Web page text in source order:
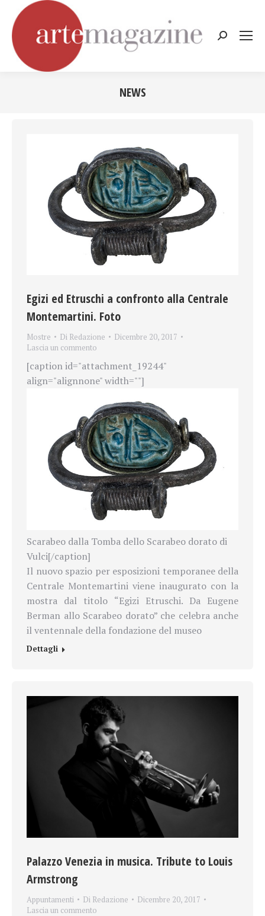
Cerca:
NEWS
Egizi ed Etruschi a confronto alla Centrale
Montemartini. Foto
Mostre Di Redazione
Dicembre 20, 2017
Lascia un commento
[caption id="attachment_19244"
align="alignnone" width=""]
Scarabeo dalla Tomba dello Scarabeo dorato di
Vulci[/caption]
Il nuovo spazio per esposizioni temporanee della
Centrale Montemartini viene inaugurato con la
mostra dal titolo “Egizi Etruschi. Da Eugene
Berman allo Scarabeo dorato” che celebra anche
il ventennale della fondazione del museo
Dettagli
Palazzo Venezia in musica. Tribute to Louis
Armstrong
Appuntamenti Di Redazione
Dicembre 20, 2017
Lascia un commento